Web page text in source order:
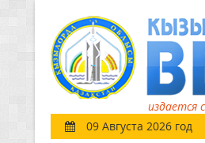
издается
09 Августа 2026 год